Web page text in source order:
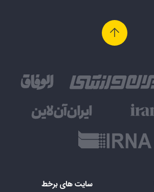
سایت های برخط